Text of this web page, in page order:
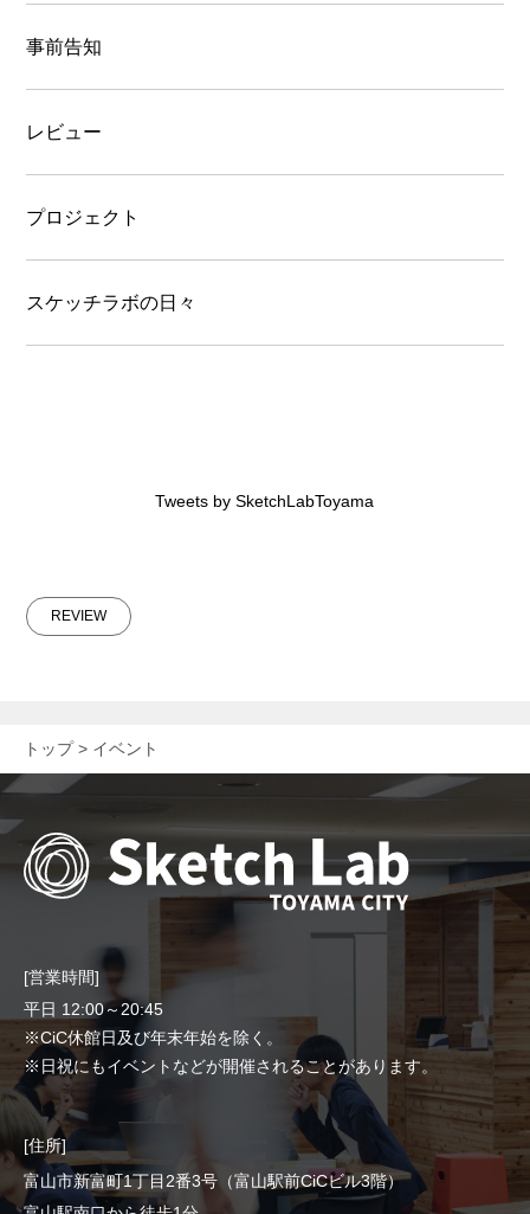
事前告知
レビュー
プロジェクト
スケッチラボの日々
Tweets by SketchLabToyama
REVIEW
トップ イベント
[営業時間]
平日 12:00～20:45
※CiC休館日及び年末年始を除く。
※日祝にもイベントなどが開催されることがあります。
[住所]
富山市新富町1丁目2番3号（富山駅前CiCビル3階）